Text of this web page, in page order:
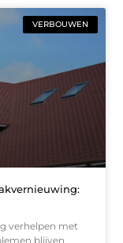
VERBOUWEN
verhelpen met
blijven